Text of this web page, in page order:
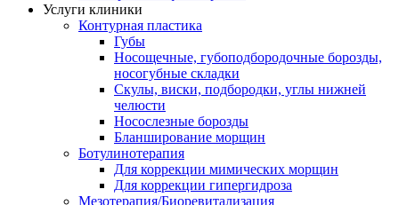
Услуги клиники
Контурная пластика
Губы
Носощечные, губоподбородочные борозды,
носогубные складки
Скулы, виски, подбородки, углы нижней
челюсти
Носослезные борозды
Бланширование морщин
Ботулинотерапия
Для коррекции мимических морщин
Для коррекции гипергидроза
Мезотерапия/Биоревитализация